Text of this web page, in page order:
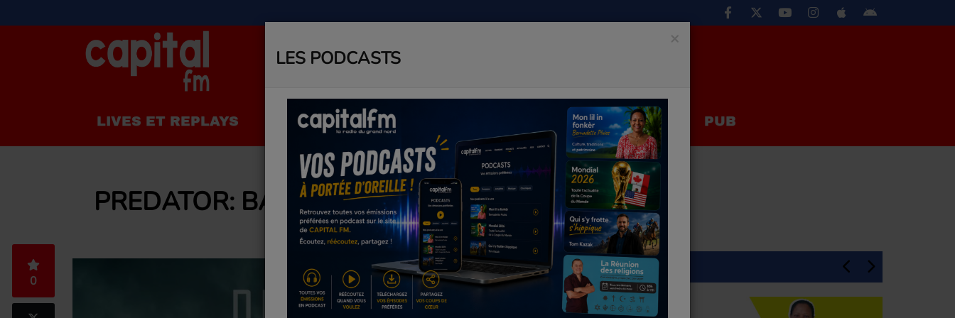
LIVES ET REPLAYS LA RADIO AGENDA JEUX PUB
PREDATOR: BADLANDS
0
En Une
×
LES PODCASTS